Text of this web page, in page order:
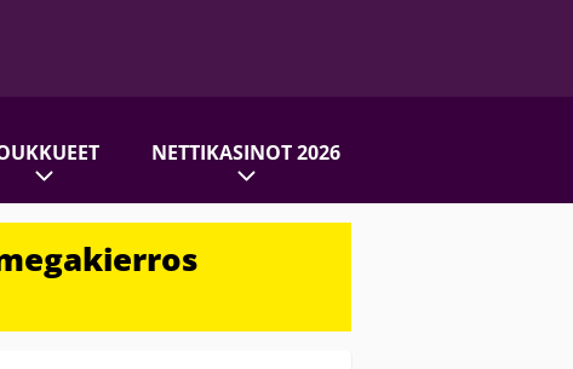
NETTIKASINOT 2026